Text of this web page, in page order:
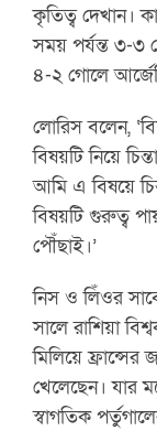
কৃতিত্ব দেখান।
সময় পর্যন্ত ৩-৩
৪-২ গোলে
লোরিস বলেন,
বিষয়টি নিয়ে
আমি এ বিষয়ে
বিষয়টি গুরুত্ব
পৌঁছাই।’
নিস ও লিঁওর
সালে রাশিয়া
মিলিয়ে ফ্রান্সের
খেলেছেন। যার
স্বাগতিক